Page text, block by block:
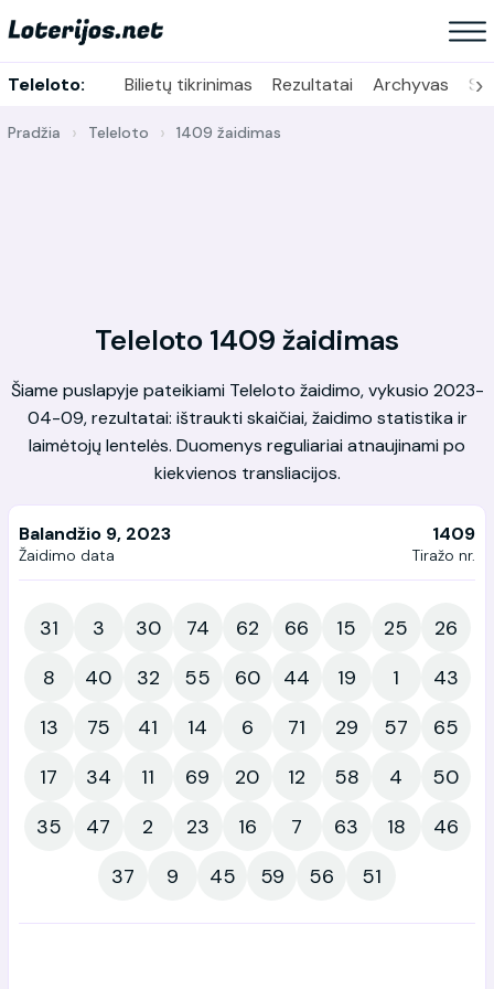
Teleloto: Bilietų tikrinimas Rezultatai Archyvas ›
Pradžia Teleloto 1409 žaidimas
Teleloto 1409 žaidimas
Šiame puslapyje pateikiami Teleloto žaidimo, vykusio 2023-
04-09, rezultatai: ištraukti skaičiai, žaidimo statistika ir
laimėtojų lentelės. Duomenys reguliariai atnaujinami po
kiekvienos transliacijos.
Balandžio 9, 2023
Žaidimo data
1409
Tiražo nr.
31 3 30 74 62 66 15 25
26
8
40 32 55 60 44 19 1
43
13
75 41 14 6 71 29 57
65
17
34 11 69 20 12 58 4
50
35
47 2 23 16 7 63 18
46
37
9 45 59 56 51